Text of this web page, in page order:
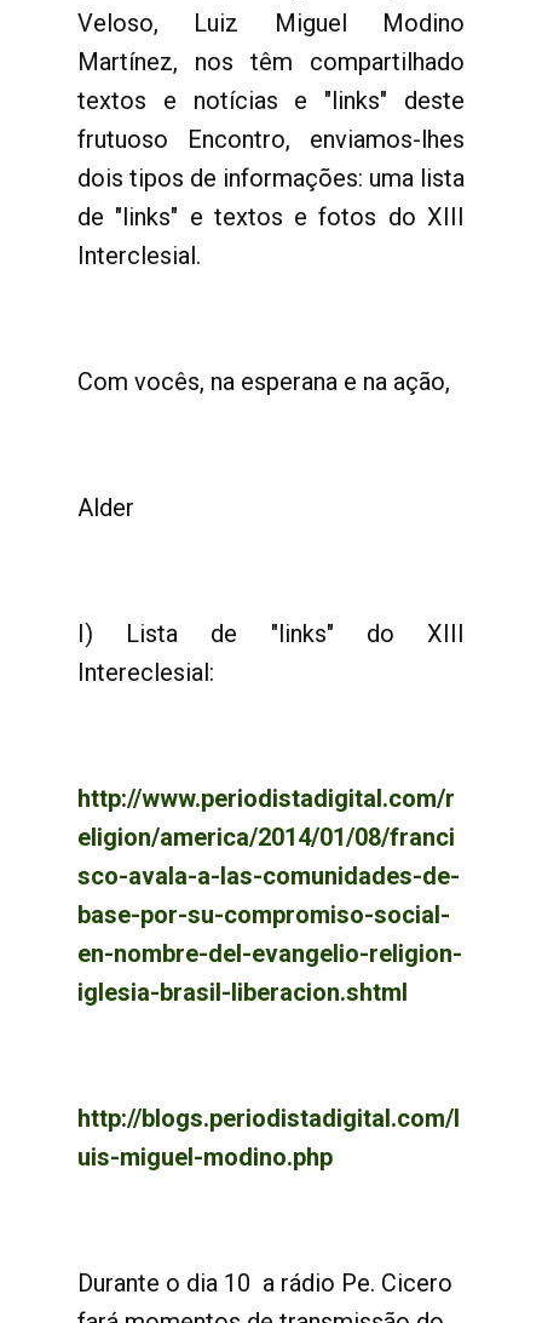
Veloso, Luiz Miguel Modino
Martínez, nos têm compartilhado
textos e notícias e "links" deste
frutuoso Encontro, enviamos-lhes
dois tipos de informações: uma lista
de "links" e textos e fotos do XIII
Interclesial.
Com vocês, na esperana e na ação,
Alder
I) Lista de "links" do XIII
Intereclesial:
http://www.periodistadigital.com/r
eligion/america/2014/01/08/franci
sco-avala-a-las-comunidades-de-
base-por-su-compromiso-social-
en-nombre-del-evangelio-religion-
iglesia-brasil-liberacion.shtml
http://blogs.periodistadigital.com/l
uis-miguel-modino.php
Durante o dia 10 a rádio Pe. Cicero